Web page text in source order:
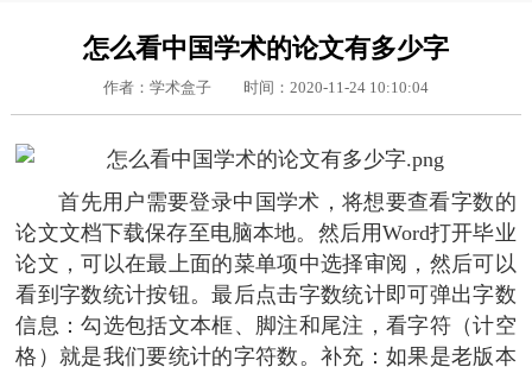
怎么看中国学术的论文有多少字
作者：学术盒子 时间：2020-11-24 10:10:04
首先用户需要登录中国学术，将想要查看字数的
论文文档下载保存至电脑本地。然后用Word打开毕业
论文，可以在最上面的菜单项中选择审阅，然后可以
看到字数统计按钮。最后点击字数统计即可弹出字数
信息：勾选包括文本框、脚注和尾注，看字符（计空
格）就是我们要统计的字符数。补充：如果是老版本